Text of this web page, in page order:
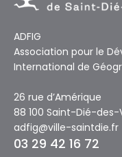
ADFIG
Association pour le
International de
26 rue d’Amérique
88 100 Saint-Dié-des-
adfig@ville-saintdie.fr
03 29 42 16 72